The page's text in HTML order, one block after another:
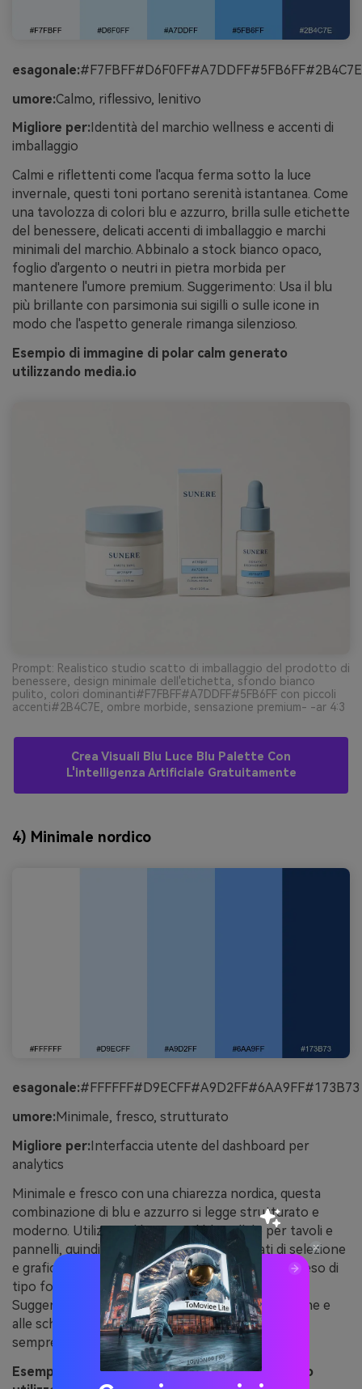
esagonale:#F7FBFF#D6F0FF#A7DDFF#5FB6FF#2B4C7E
umore:Calmo, riflessivo, lenitivo
Migliore per: Identità del marchio wellness e accenti di
imballaggio
Calmi e riflettenti come l'acqua ferma sotto la luce
invernale, questi toni portano serenità istantanea. Come
una tavolozza di colori blu e azzurro, brilla sulle etichette
del benessere, delicati accenti di imballaggio e marchi
minimali del marchio. Abbinalo a stock bianco opaco,
foglio d'argento o neutri in pietra morbida per
mantenere l'umore premium. Suggerimento: Usa il blu
più brillante con parsimonia sui sigilli o sulle icone in
modo che l'aspetto generale rimanga silenzioso.
Esempio di immagine di polar calm generato
utilizzando media.io
Prompt: Realistico studio scatto di imballaggio del prodotto di
benessere, design minimale dell'etichetta, sfondo bianco
pulito, colori dominanti#F7FBFF#A7DDFF#5FB6FF con piccoli
accenti#2B4C7E, ombre morbide, sensazione premium- -ar 4:3
Crea Visuali Blu Luce Blu Palette Con
L'intelligenza Artificiale Gratuitamente
4) Minimale nordico
esagonale:#FFFFFF#D9ECFF#A9D2FF#6AA9FF#173B73
umore:Minimale, fresco, strutturato
Migliore per:Interfaccia utente del dashboard per
analytics
Minimale e fresco con una chiarezza nordica, questa
combinazione di blu e azzurro si legge strutturato e
moderno. Utilizzare il bianco e il blu pallido per tavoli e
pannelli, quindi portare il blu medio per stati di selezione
e grafici. Abbinare con divisori grigio chiaro e un peso di
tipo forte per mantenere la gerarchia chiara.
Suggerimento: applica il blu intenso alla navigazione e
alle schede attive in modo che gli utenti sappiano
sempre dove si trovano.
Esempio di immagine di nordic minimal generato